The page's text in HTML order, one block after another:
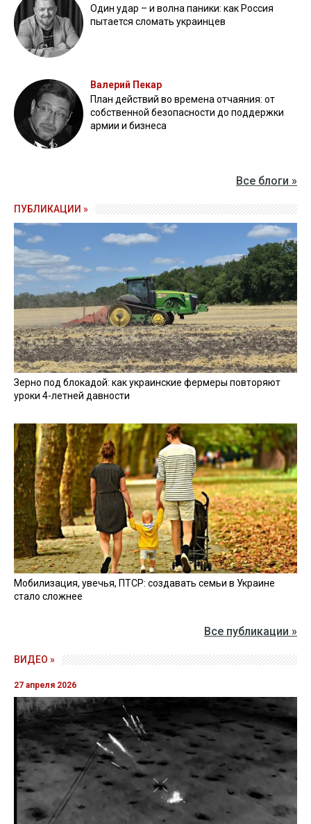
Один удар – и волна паники: как Россия
пытается сломать украинцев
Валерий Пекар
План действий во времена отчаяния: от
собственной безопасности до поддержки
армии и бизнеса
Все блоги »
ПУБЛИКАЦИИ »
Зерно под блокадой: как украинские фермеры повторяют
уроки 4-летней давности
Мобилизация, увечья, ПТСР: создавать семьи в Украине
стало сложнее
Все публикации »
ВИДЕО »
27 апреля 2026